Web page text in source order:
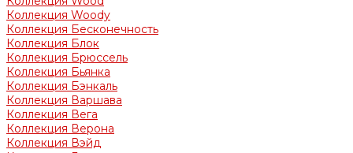
Коллекция Woody
Коллекция Бесконечность
Коллекция Блок
Коллекция Брюссель
Коллекция Бьянка
Коллекция Бэнкаль
Коллекция Варшава
Коллекция Вега
Коллекция Верона
Коллекция Вэйд